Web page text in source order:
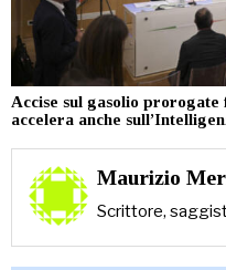
Accise sul gasolio
accelera anche
Maurizio
Scrittore,